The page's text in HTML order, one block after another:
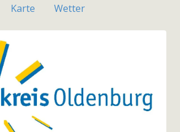
Karte Wetter